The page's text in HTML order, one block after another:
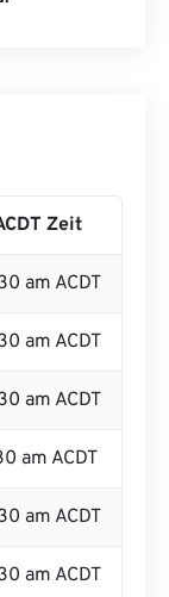
Zeit
am ACDT
am ACDT
am ACDT
am ACDT
am ACDT
am ACDT